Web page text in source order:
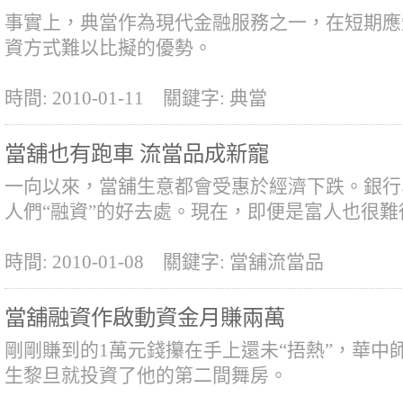
事實上，典當作為現代金融服務之一，在短期
資方式難以比擬的優勢。
時間: 2010-01-11 關鍵字: 典當
當舖也有跑車 流當品成新寵
一向以來，當舖生意都會受惠於經濟下跌。銀
人們“融資”的好去處。現在，即便是富人也很
時間: 2010-01-08 關鍵字: 當舖流當品
當舖融資作啟動資金月賺兩萬
剛剛賺到的1萬元錢攥在手上還未“捂熱”，華中
生黎旦就投資了他的第二間舞房。